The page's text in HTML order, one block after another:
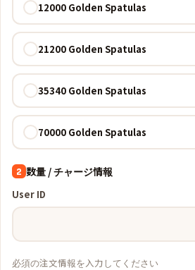
12000 Golden Spatulas
21200 Golden Spatulas
35340 Golden Spatulas
70000 Golden Spatulas
2 数量 / チャージ情報
User ID
必須の注文情報を入力してください